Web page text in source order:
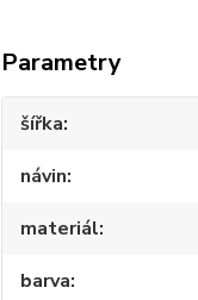
Parametry
šířka
návin
materiál
barva